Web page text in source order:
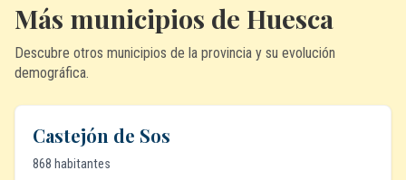
Más municipios de Huesca
Descubre otros municipios de la provincia y su evolución
demográfica.
Castejón de Sos
868 habitantes